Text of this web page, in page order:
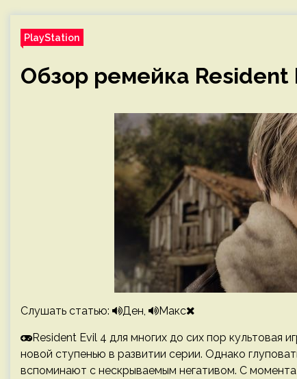
PlayStation
Обзор ремейка Resident
Слушать статью: Ден, Макс
Resident Evil 4 для многих до сих пор культовая
новой ступенью в развитии серии. Однако
вспоминают с нескрываемым негативом. С